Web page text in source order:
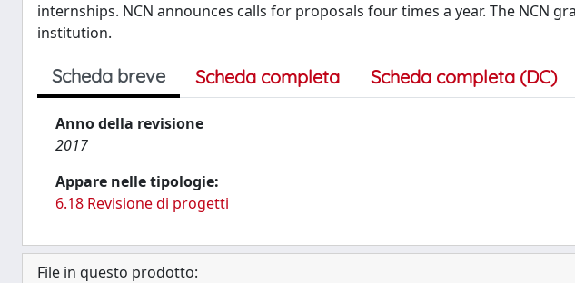
internships. NCN announces calls for proposals four times a year. The NCN
institution.
Scheda breve Scheda completa Scheda completa (DC)
Anno della revisione
2017
Appare nelle tipologie:
6.18 Revisione di progetti
File in questo prodotto: